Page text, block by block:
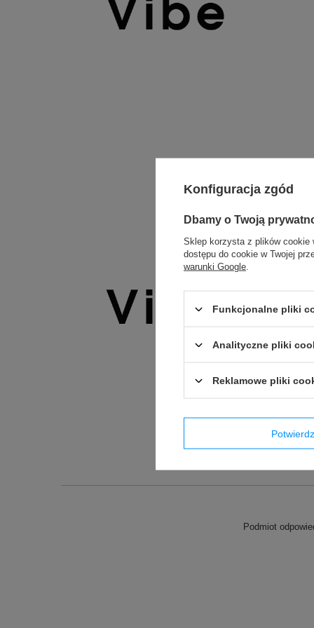
Podmiot
Konfiguracja zgód
Dbamy o Twoją
Sklep korzysta z plików cookie
dostępu do cookie w Twojej
warunki Google
Funkcjonalne pliki
Analityczne pliki
Reklamowe pliki